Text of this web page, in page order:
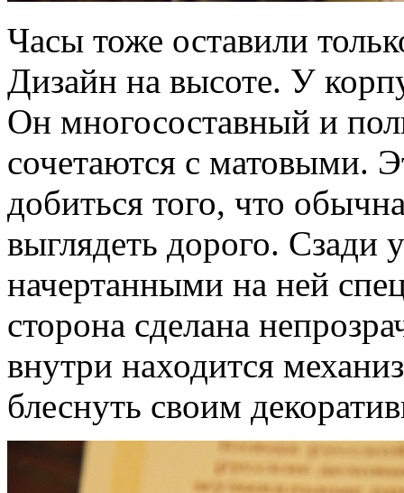
Часы тоже оставили
Дизайн на высоте. У
Он многосоставный и
сочетаются с матовыми.
добиться того, что
выглядеть дорого. Сзади
начертанными на ней
сторона сделана
внутри находится
блеснуть своим